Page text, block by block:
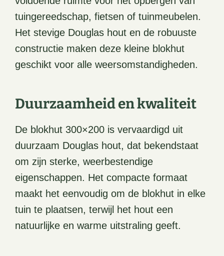
tuingereedschap, fietsen of tuinmeubelen.
Het stevige Douglas hout en de robuuste
constructie maken deze kleine blokhut
geschikt voor alle weersomstandigheden.
Duurzaamheid en kwaliteit
De blokhut 300×200 is vervaardigd uit
duurzaam Douglas hout, dat bekendstaat
om zijn sterke, weerbestendige
eigenschappen. Het compacte formaat
maakt het eenvoudig om de blokhut in elke
tuin te plaatsen, terwijl het hout een
natuurlijke en warme uitstraling geeft.